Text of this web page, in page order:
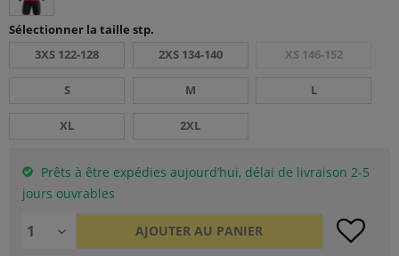
Sélectionner la taille stp.
3XS 122-128
2XS 134-140 XS 146-152
S M L
XL 2XL
Prêts à être expédies aujourd’hui, délai de livraison 2-5
jours ouvrables
AJOUTER AU PANIER